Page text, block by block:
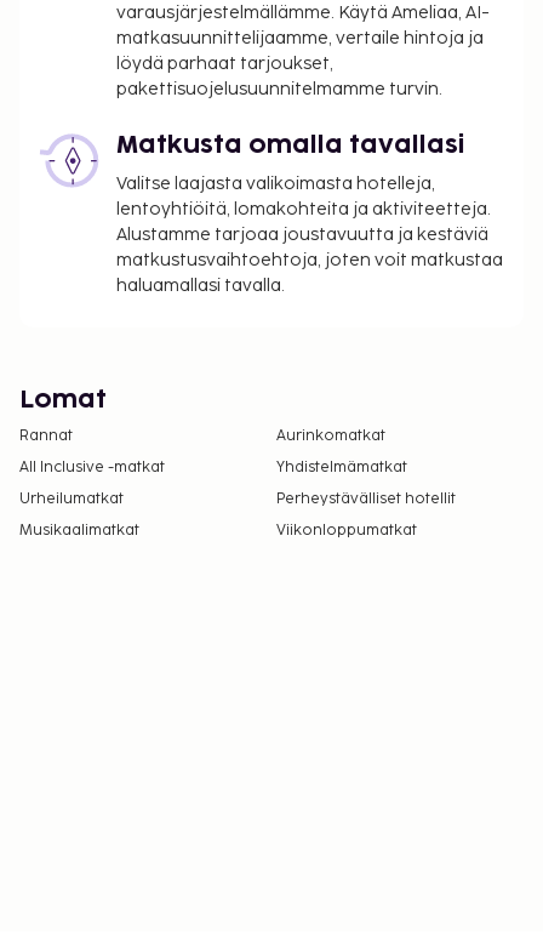
varausjärjestelmällämme. Käytä Ameliaa, AI-
matkasuunnittelijaamme, vertaile hintoja ja
löydä parhaat tarjoukset,
pakettisuojelusuunnitelmamme turvin.
Matkusta omalla tavallasi
Valitse laajasta valikoimasta hotelleja,
lentoyhtiöitä, lomakohteita ja aktiviteetteja.
Alustamme tarjoaa joustavuutta ja kestäviä
matkustusvaihtoehtoja, joten voit matkustaa
haluamallasi tavalla.
Lomat
Rannat
Aurinkomatkat
All Inclusive -matkat
Yhdistelmämatkat
Urheilumatkat
Perheystävälliset hotellit
Musikaalimatkat
Viikonloppumatkat